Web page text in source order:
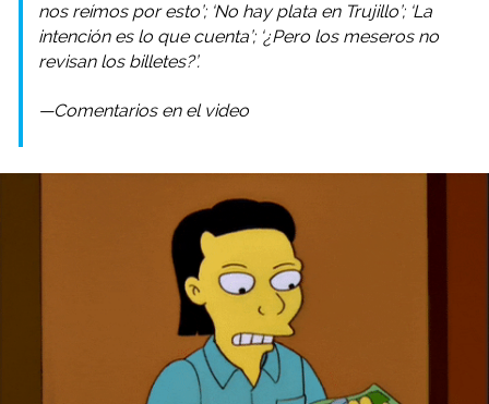
nos reímos por esto’; ‘No hay plata en Trujillo’; ‘La
intención es lo que cuenta’; ‘¿Pero los meseros no
revisan los billetes?’.
—Comentarios en el video